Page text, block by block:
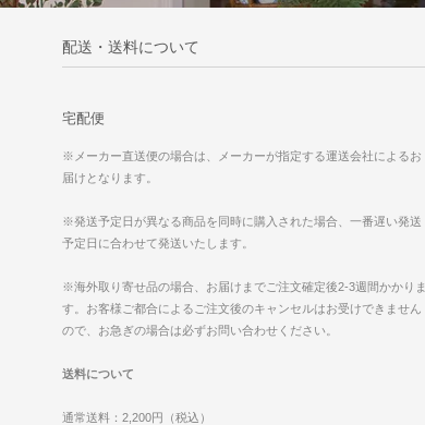
配送・送料について
宅配便
※メーカー直送便の場合は、メーカーが指定する運送会社によるお
届けとなります。
※発送予定日が異なる商品を同時に購入された場合、一番遅い発送
予定日に合わせて発送いたします。
※海外取り寄せ品の場合、お届けまでご注文確定後2-3週間かかりま
す。お客様ご都合によるご注文後のキャンセルはお受けできません
ので、お急ぎの場合は必ずお問い合わせください。
送料について
通常送料：2,200円（税込）